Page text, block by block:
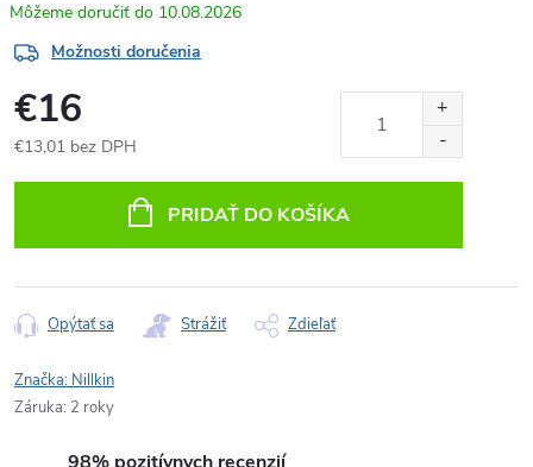
10.08.2026
Možnosti doručenia
€16
€13,01 bez DPH
PRIDAŤ DO KOŠÍKA
Opýtať sa Strážiť Zdieľať
Značka: Nillkin
Záruka: 2 roky